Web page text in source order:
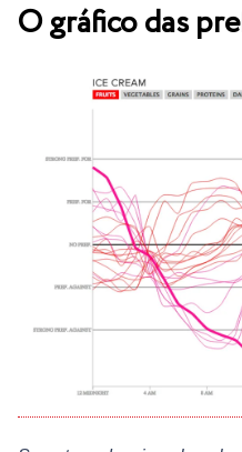
O gráfico das